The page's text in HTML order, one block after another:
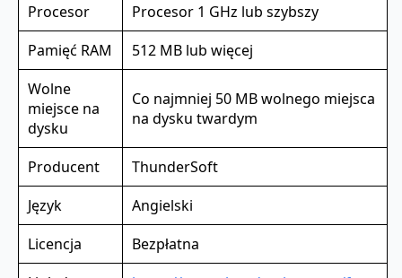
Procesor
Procesor 1 GHz lub szybszy
Pamięć RAM
512 MB lub więcej
Wolne
miejsce na
dysku
Co najmniej 50 MB wolnego miejsca
na dysku twardym
Producent
ThunderSoft
Język
Angielski
Licencja
Bezpłatna